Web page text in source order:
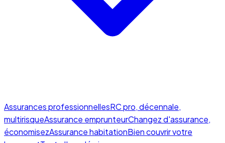
Assurances professionnellesRC pro, décennale,
multirisqueAssurance emprunteurChangez d'assurance,
économisezAssurance habitationBien couvrir votre